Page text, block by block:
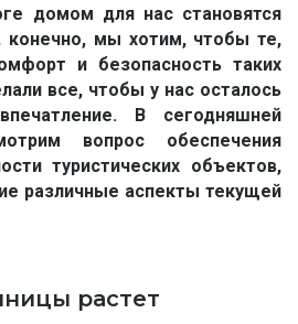
домом для нас становятся
конечно, мы хотим, чтобы те,
и безопасность таких
все, чтобы у нас осталось
В сегодняшней
вопрос обеспечения
туристических объектов,
различные аспекты текущей
растет